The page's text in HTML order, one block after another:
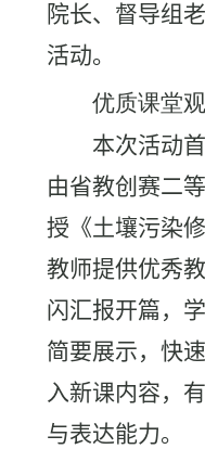
院长、督导组
活动。
优质课堂
本次活动
由省教创赛二
授《土壤污染
教师提供优秀
闪汇报开篇，
简要展示，快
入新课内容，
与表达能力。